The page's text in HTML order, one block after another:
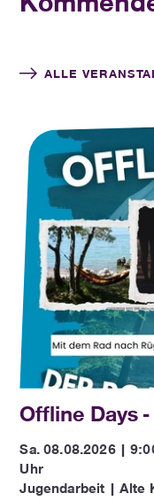
ALLE
Offline Days
Sa. 08.08.2026 |
Uhr
Jugendarbeit | Alte